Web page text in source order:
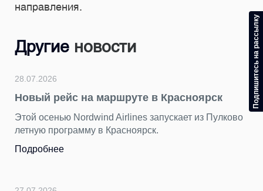
направления.
Другие новости
28.07.2026
Новый рейс на маршруте в Красноярск
Этой осенью Nordwind Airlines запускает из Пулково
летную программу в Красноярск.
Подробнее
Подпишитесь на рассылку